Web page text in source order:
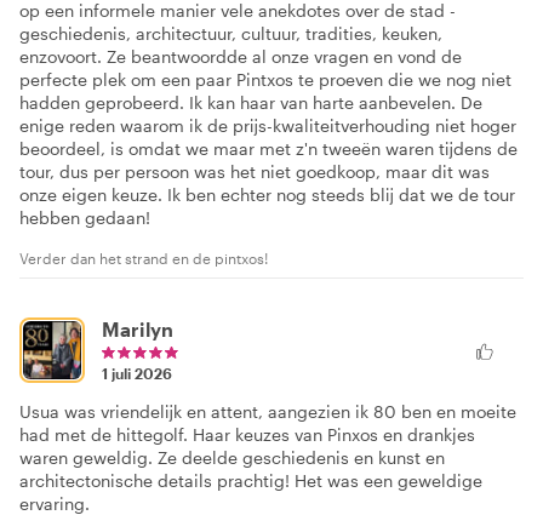
op een informele manier vele anekdotes over de stad -
geschiedenis, architectuur, cultuur, tradities, keuken,
enzovoort. Ze beantwoordde al onze vragen en vond de
perfecte plek om een paar Pintxos te proeven die we nog niet
hadden geprobeerd. Ik kan haar van harte aanbevelen. De
enige reden waarom ik de prijs-kwaliteitverhouding niet hoger
beoordeel, is omdat we maar met z'n tweeën waren tijdens de
tour, dus per persoon was het niet goedkoop, maar dit was
onze eigen keuze. Ik ben echter nog steeds blij dat we de tour
hebben gedaan!
Verder dan het strand en de pintxos!
Marilyn
1 juli 2026
Usua was vriendelijk en attent, aangezien ik 80 ben en moeite
had met de hittegolf. Haar keuzes van Pinxos en drankjes
waren geweldig. Ze deelde geschiedenis en kunst en
architectonische details prachtig! Het was een geweldige
ervaring.